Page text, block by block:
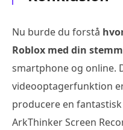
Nu burde du forstå
Roblox med din
smartphone og online.
videooptagerfunktion
producere en
ArkThinker Screen